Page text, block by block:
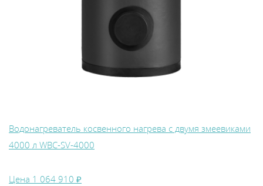
Водонагреватель косвенного нагрева с двумя змеевиками
4000 л WBС-SV-4000
Цена 1 064 910 ₽